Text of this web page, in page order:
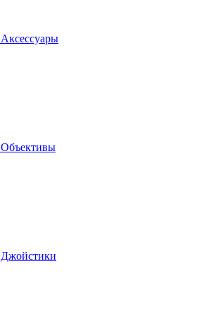
Аксессуары
Объективы
Джойстики